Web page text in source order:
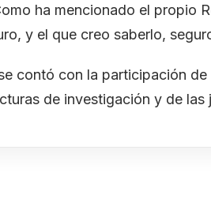
ha mencionado el propio
y el que creo saberlo,
contó con la participación
de investigación y de las